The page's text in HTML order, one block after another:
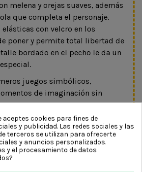
melena y orejas suaves, además
que completa el personaje.
elásticas con velcro en los
poner y permite total libertad de
bordado en el pecho le da un
juegos simbólicos,
de imaginación sin
cm)
ni devoluciones en los
aceptes cookies para fines de
y publicidad. Las redes sociales y las
terceros se utilizan para ofrecerte
y anuncios personalizados.
y el procesamiento de datos